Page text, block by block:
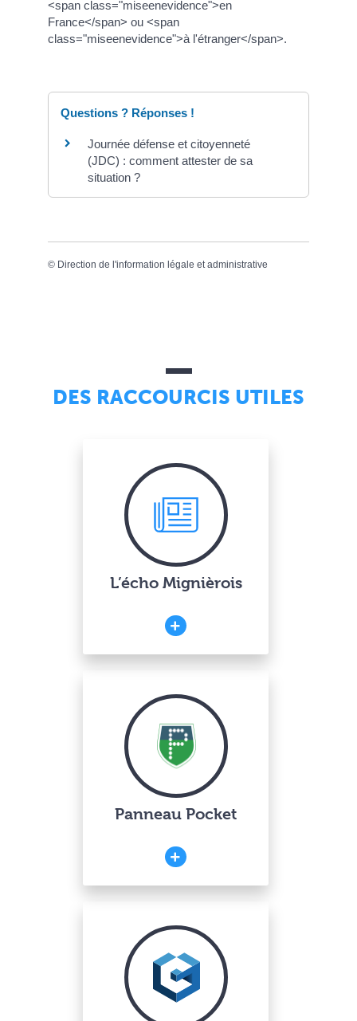
<span class="miseenevidence">en
France</span> ou <span
class="miseenevidence">à l'étranger</span>.
Questions ? Réponses !
Journée défense et citoyenneté
(JDC) : comment attester de sa
situation ?
© Direction de l'information légale et administrative
DES RACCOURCIS UTILES
L’écho Mignièrois
Panneau Pocket